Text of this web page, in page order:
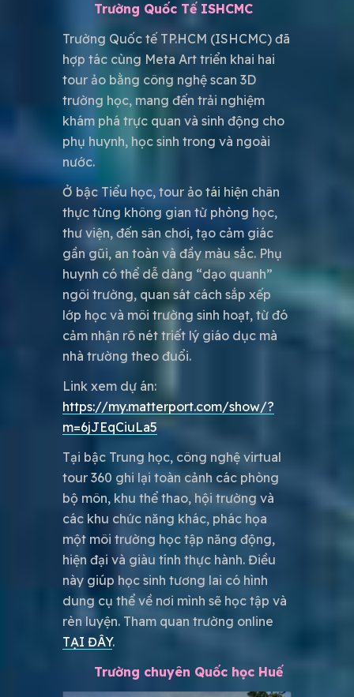
Trường Quốc Tế ISHCMC
Trường Quốc tế TP.HCM (ISHCMC) đã
hợp tác cùng Meta Art triển khai hai
tour ảo bằng công nghệ scan 3D
trường học, mang đến trải nghiệm
khám phá trực quan và sinh động cho
phụ huynh, học sinh trong và ngoài
nước.
Ở bậc Tiểu học, tour ảo tái hiện chân
thực từng không gian từ phòng học,
thư viện, đến sân chơi, tạo cảm giác
gần gũi, an toàn và đầy màu sắc. Phụ
huynh có thể dễ dàng “dạo quanh”
ngôi trường, quan sát cách sắp xếp
lớp học và môi trường sinh hoạt, từ đó
cảm nhận rõ nét triết lý giáo dục mà
nhà trường theo đuổi.
Link xem dự án:
https://my.matterport.com/show/?
m=6jJEqCiuLa5
Tại bậc Trung học, công nghệ virtual
tour 360 ghi lại toàn cảnh các phòng
bộ môn, khu thể thao, hội trường và
các khu chức năng khác, phác họa
một môi trường học tập năng động,
hiện đại và giàu tính thực hành. Điều
này giúp học sinh tương lai có hình
dung cụ thể về nơi mình sẽ học tập và
rèn luyện. Tham quan trường online
TẠI ĐÂY.
Trường chuyên Quốc học Huế